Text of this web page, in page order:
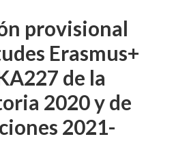
provisional
Erasmus+
de la
2020 y de
2021-